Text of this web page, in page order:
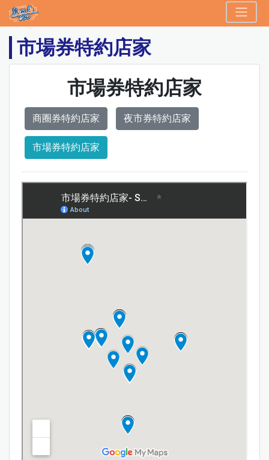
跳到主要內容區塊
頁面頂端
市場券特約店家
市場券特約店家
商圈券特約店家 夜市券特約店家
市場券特約店家